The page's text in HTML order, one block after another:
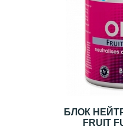
БЛОК
FRUIT